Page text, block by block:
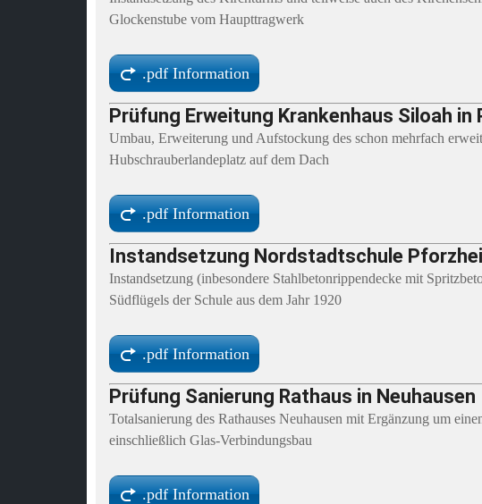
Glockenstube vom Haupttragwerk
.pdf Information
Prüfung Erweitung Krankenhaus Siloah in
Umbau, Erweiterung und Aufstockung des schon mehrfach
Hubschrauberlandeplatz auf dem Dach
.pdf Information
Instandsetzung Nordstadtschule
Instandsetzung (inbesondere Stahlbetonrippendecke mit
Südflügels der Schule aus dem Jahr 1920
.pdf Information
Prüfung Sanierung Rathaus in Neuhausen
Totalsanierung des Rathauses Neuhausen mit Ergänzung um
einschließlich Glas-Verbindungsbau
.pdf Information